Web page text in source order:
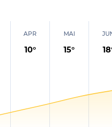
APR
10°
MAI
15° 18